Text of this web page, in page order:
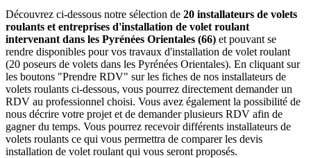
Découvrez ci-dessous notre sélection de 20 installateurs de volets
roulants et entreprises d'installation de volet roulant
intervenant dans les Pyrénées Orientales (66) et pouvant se
rendre disponibles pour vos travaux d'installation de volet roulant
(20 poseurs de volets dans les Pyrénées Orientales). En cliquant sur
les boutons "Prendre RDV" sur les fiches de nos installateurs de
volets roulants ci-dessous, vous pourrez directement demander un
RDV au professionnel choisi. Vous avez également la possibilité de
nous décrire votre projet et de demander plusieurs RDV afin de
gagner du temps. Vous pourrez recevoir différents installateurs de
volets roulants ce qui vous permettra de comparer les devis
installation de volet roulant qui vous seront proposés.